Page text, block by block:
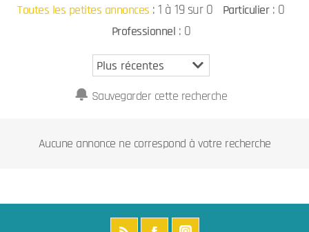
Toutes les petites annonces :1 à 19 sur 0 Particulier: 0
Professionnel : 0
Sauvegarder cette recherche
Aucune annonce ne correspond à votre recherche